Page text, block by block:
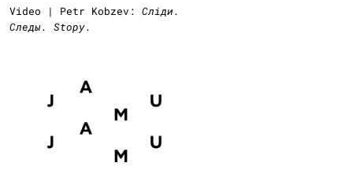
Video | Petr Kobzev:Слiди.
Следы. Stopy.